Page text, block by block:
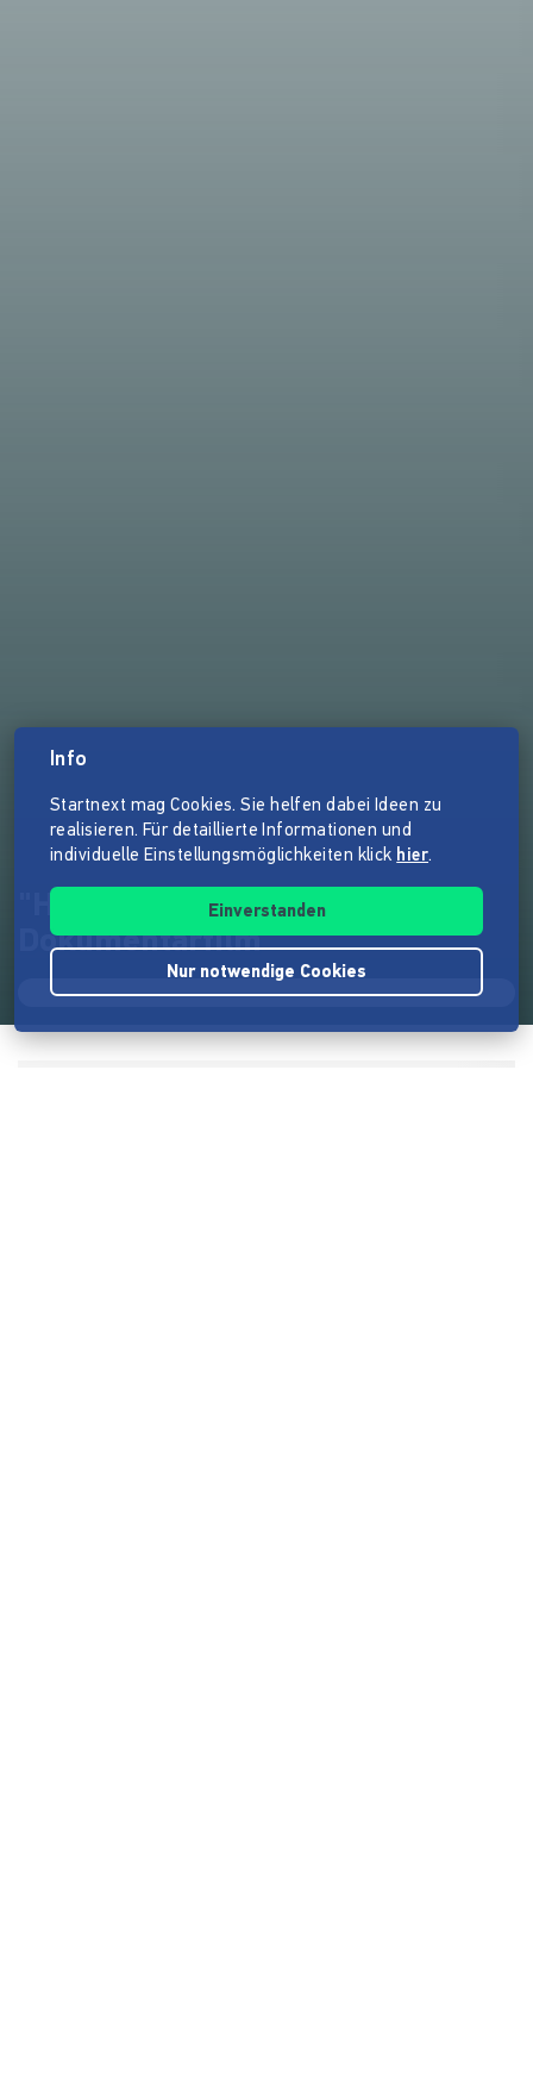
"Heart and Soul"
Dokumentarfilm
Info
Startnext mag Cookies. Sie helfen dabei Ideen zu
realisieren. Für detaillierte Informationen und
individuelle Einstellungsmöglichkeiten klick hier.
Einverstanden
Nur notwendige Cookies